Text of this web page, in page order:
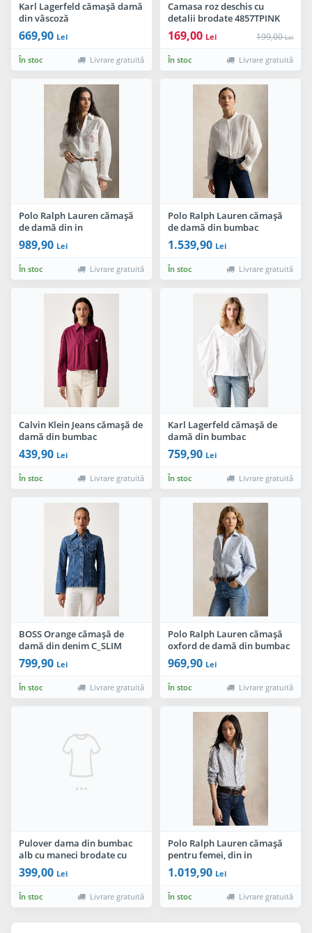
Karl Lagerfeld cămașă damă
din vâscoză
669,90 Lei
În stoc Livrare gratuită
Camasa roz deschis cu
detalii brodate 4857TPINK
M8
169,00 Lei 199,00Lei
În stoc Livrare gratuită
Polo Ralph Lauren cămașă
de damă din in
989,90 Lei
În stoc Livrare gratuită
Polo Ralph Lauren cămașă
de damă din bumbac
1.539,90 Lei
În stoc Livrare gratuită
Calvin Klein Jeans cămașă de
damă din bumbac
439,90 Lei
În stoc Livrare gratuită
Karl Lagerfeld cămașă de
damă din bumbac
759,90 Lei
În stoc Livrare gratuită
BOSS Orange cămașă de
damă din denim C_SLIM
SHIRT
799,90 Lei
În stoc Livrare gratuită
Polo Ralph Lauren cămașă
oxford de damă din bumbac
969,90 Lei
În stoc Livrare gratuită
Pulover dama din bumbac
alb cu maneci brodate cu
bujori bordo si insertie tip
camasa
399,00 Lei
În stoc Livrare gratuită
Polo Ralph Lauren cămașă
pentru femei, din in
1.019,90 Lei
În stoc Livrare gratuită